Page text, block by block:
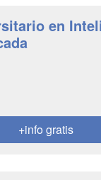
en
+info gratis